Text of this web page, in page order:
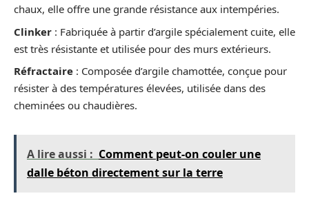
chaux, elle offre une grande résistance aux intempéries.
Clinker : Fabriquée à partir d’argile spécialement cuite, elle
est très résistante et utilisée pour des murs extérieurs.
Réfractaire : Composée d’argile chamottée, conçue pour
résister à des températures élevées, utilisée dans des
cheminées ou chaudières.
A lire aussi : Comment peut-on couler une
dalle béton directement sur la terre